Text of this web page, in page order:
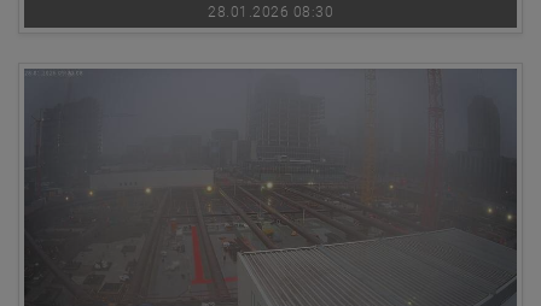
28.01.2026 08:30